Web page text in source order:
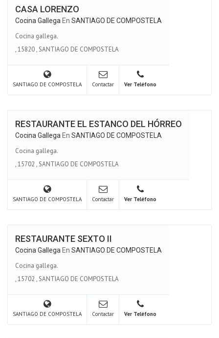
CASA LORENZO
Cocina Gallega En SANTIAGO DE COMPOSTELA
Cocina gallega.
,15820,SANTIAGO DE COMPOSTELA
SANTIAGO DE COMPOSTELA Contactar Ver Teléfono
RESTAURANTE EL ESTANCO DEL HÓRREO
Cocina Gallega En SANTIAGO DE COMPOSTELA
Cocina gallega.
,15702 ,SANTIAGO DE COMPOSTELA
SANTIAGO DE COMPOSTELA Contactar Ver Teléfono
RESTAURANTE SEXTO II
Cocina Gallega En SANTIAGO DE COMPOSTELA
Cocina gallega.
,15702 ,SANTIAGO DE COMPOSTELA
SANTIAGO DE COMPOSTELA Contactar Ver Teléfono